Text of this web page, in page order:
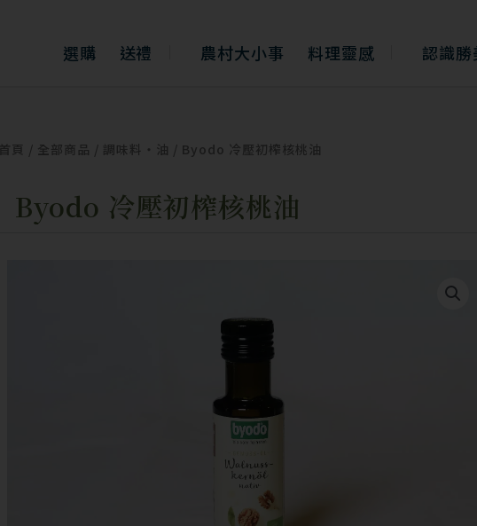
選購 送禮 農村大小事 料理靈感 認識勝
首頁 / 全部商品 / 調味料・油 / Byodo 冷壓初榨核桃油
Byodo 冷壓初榨核桃油